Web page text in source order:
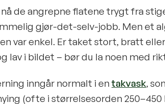
nå de angrepne flatene trygt fra
gjør-det-selv-jobb. Men et
var enkel. Er taket stort, bratt
lav i bildet – bør du la noen med
inngår normalt i en takvask,
(ofte i størrelsesorden